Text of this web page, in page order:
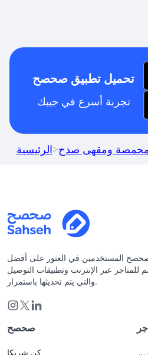
تحميل تطبيق صحصح
تجربة أسرع في جيبك
الرئيسية>ومقهى صدح
المستخدمين في العثور على أفضل
للمتاجر عبر الإنترنت وتطبيقات التوصيل
والتي يتم تحديثها باستمرار.
صحصح
كن شريكا